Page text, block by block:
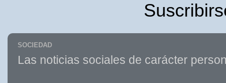
SOCIEDAD
Las noticias sociales de carácter